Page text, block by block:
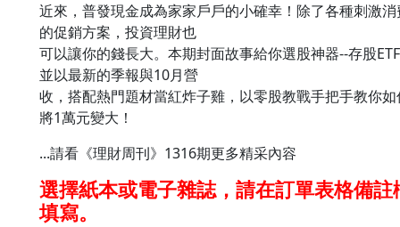
近來，普發現金成為家家戶戶的小確幸！除了各種刺激消
的促銷方案，投資理財也
可以讓你的錢長大。本期封面故事給你選股神器--存股
並以最新的季報與10月營
收，搭配熱門題材當紅炸子雞，以零股教戰手把手教你如
將1萬元變大！
...請看《理財周刊》1316期更多精采內容
選擇紙本或電子雜誌，請在訂單表格備註
填寫。